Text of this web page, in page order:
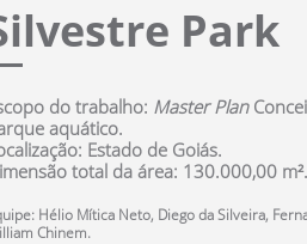
Park
do trabalho: Master Plan
aquático.
Estado de Goiás.
total da área: 130.000,00 m².
Hélio Mítica Neto, Diego da Silveira,
Chinem.